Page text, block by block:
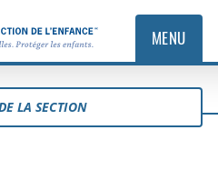
MENU
LA SECTION